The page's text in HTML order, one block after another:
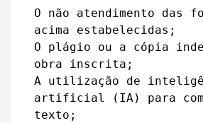
O não atendimento das
acima estabelecidas;
O plágio ou a cópia
obra inscrita;
A utilização de
artificial (IA) para
texto;